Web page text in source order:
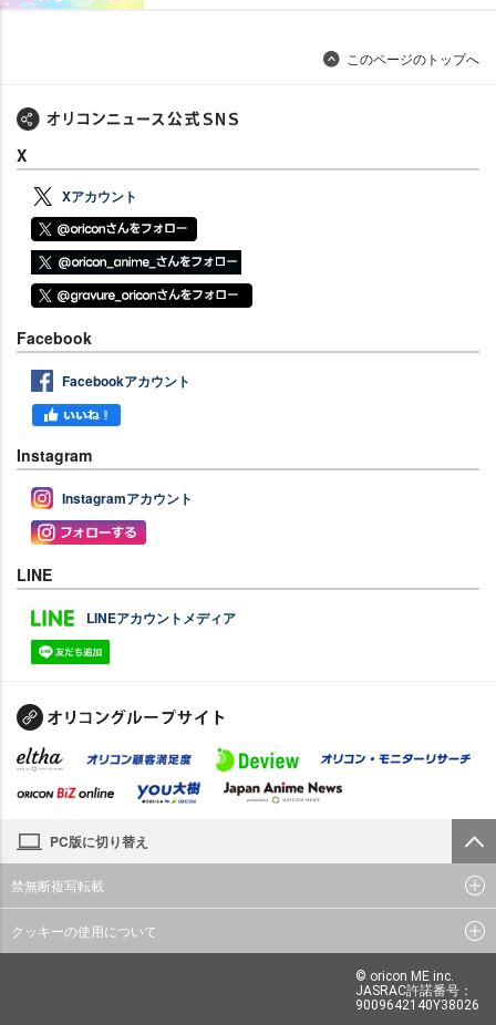
このページのトップへ
X
Xアカウント
Facebook
Facebookアカウント
Instagram
Instagramアカウント
LINE
LINEアカウントメディア
PC版に切り替え
禁無断複写転載
クッキーの使用について
© oricon ME inc.
JASRAC許諾番号：
9009642140Y38026